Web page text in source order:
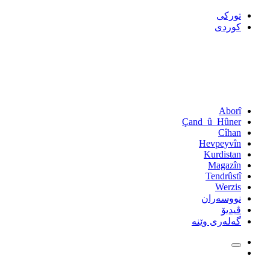
تورکی
کوردی
Aborî
Çand_û_Hûner
Cîhan
Hevpeyvîn
Kurdistan
Magazîn
Tendrûstî
Werzis
نووسەران
ڤیدیۆ
گەلەری وێنە